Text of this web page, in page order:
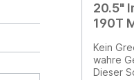
20.5"
190T
Kein
wahre
Dieser